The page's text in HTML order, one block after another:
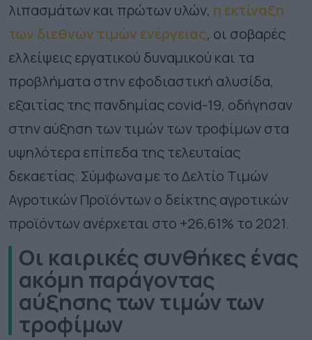
λιπασμάτων και πρώτων υλών, η εκτίναξη
των διεθνών τιμών ενέργειας, οι σοβαρές
ελλείψεις εργατικού δυναμικού και τα
προβλήματα στην εφοδιαστική αλυσίδα,
εξαιτίας της πανδημίας covid-19, οδήγησαν
στην αύξηση των τιμών των τροφίμων στα
υψηλότερα επίπεδα της τελευταίας
δεκαετίας. Σύμφωνα με το Δελτίο Τιμών
Αγροτικών Προϊόντων ο δείκτης αγροτικών
προϊόντων ανέρχεται στο +26,61% το 2021.
Οι καιρικές συνθήκες ένας
ακόμη παράγοντας
αύξησης των τιμών των
τροφίμων